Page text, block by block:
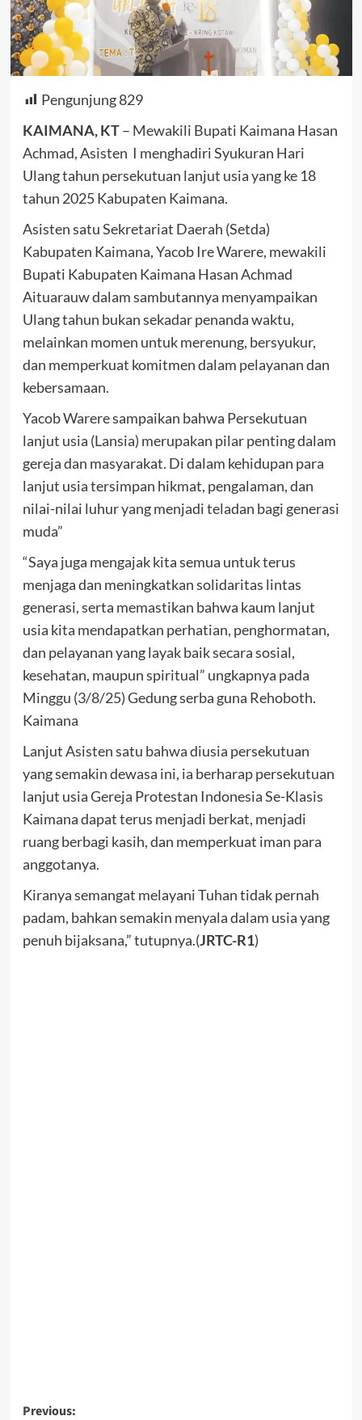
Pengunjung 829
KAIMANA, KT– Mewakili Bupati Kaimana Hasan
Achmad, Asisten I menghadiri Syukuran Hari
Ulang tahun persekutuan lanjut usia yang ke 18
tahun 2025 Kabupaten Kaimana.
Asisten satu Sekretariat Daerah (Setda)
Kabupaten Kaimana, Yacob Ire Warere, mewakili
Bupati Kabupaten Kaimana Hasan Achmad
Aituarauw dalam sambutannya menyampaikan
Ulang tahun bukan sekadar penanda waktu,
melainkan momen untuk merenung, bersyukur,
dan memperkuat komitmen dalam pelayanan dan
kebersamaan.
Yacob Warere sampaikan bahwa Persekutuan
lanjut usia (Lansia) merupakan pilar penting dalam
gereja dan masyarakat. Di dalam kehidupan para
lanjut usia tersimpan hikmat, pengalaman, dan
nilai-nilai luhur yang menjadi teladan bagi generasi
muda”
“Saya juga mengajak kita semua untuk terus
menjaga dan meningkatkan solidaritas lintas
generasi, serta memastikan bahwa kaum lanjut
usia kita mendapatkan perhatian, penghormatan,
dan pelayanan yang layak baik secara sosial,
kesehatan, maupun spiritual” ungkapnya pada
Minggu (3/8/25) Gedung serba guna Rehoboth.
Kaimana
Lanjut Asisten satu bahwa diusia persekutuan
yang semakin dewasa ini, ia berharap persekutuan
lanjut usia Gereja Protestan Indonesia Se-Klasis
Kaimana dapat terus menjadi berkat, menjadi
ruang berbagi kasih, dan memperkuat iman para
anggotanya.
Kiranya semangat melayani Tuhan tidak pernah
padam, bahkan semakin menyala dalam usia yang
penuh bijaksana,” tutupnya.(JRTC-R1)
Previous: